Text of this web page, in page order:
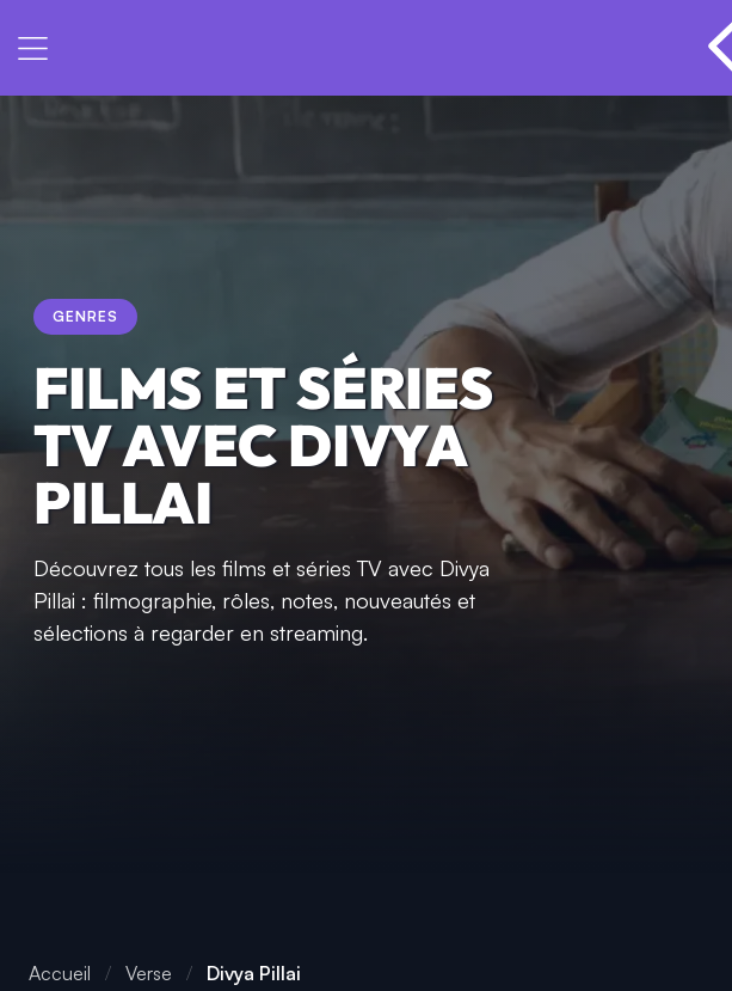
GENRES
FILMS ET SÉRIES
TV AVEC DIVYA
PILLAI
Découvrez tous les films et séries TV avec Divya
Pillai : filmographie, rôles, notes, nouveautés et
sélections à regarder en streaming.
Accueil Verse Divya Pillai